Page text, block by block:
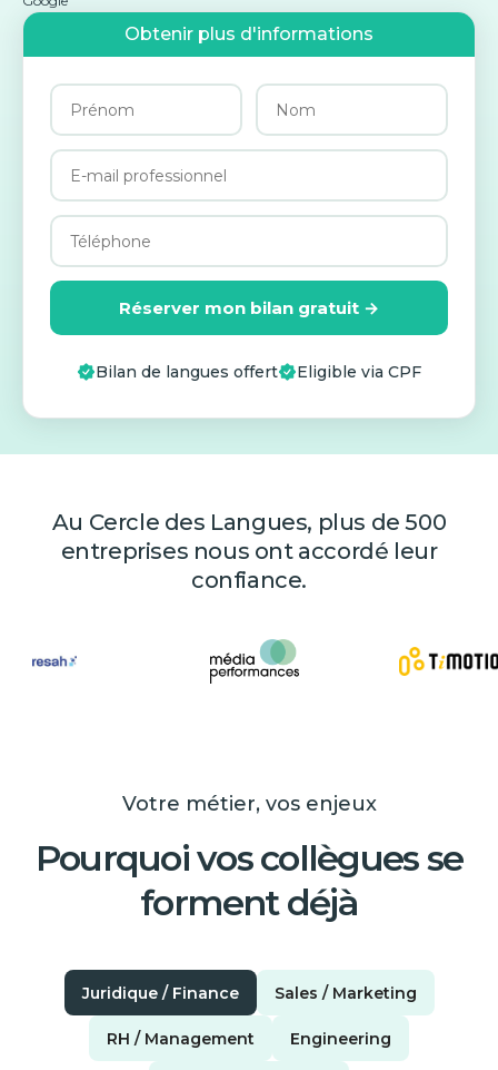
Obtenir plus d'informations
Réserver mon bilan gratuit →
Bilan de langues offert Eligible via CPF
Au Cercle des Langues, plus de 500
entreprises nous ont accordé leur
confiance.
Votre métier, vos enjeux
Pourquoi vos collègues se
forment déjà
Juridique / Finance Sales / Marketing
RH / Management Engineering